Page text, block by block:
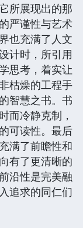
所展现出的那
严谨性与艺术
也充满了人文
计时，所引用
思考，着实让
枯燥的工程手
智慧之书。书
而冷静克制，
可读性。最后
满了前瞻性和
有了更清晰的
沿性是完美融
追求的同仁们